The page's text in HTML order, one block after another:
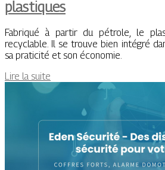
plastiques
Fabriqué à partir du pétrole, le
recyclable. Il se trouve bien intégré
sa praticité et son économie.
Lire la suite